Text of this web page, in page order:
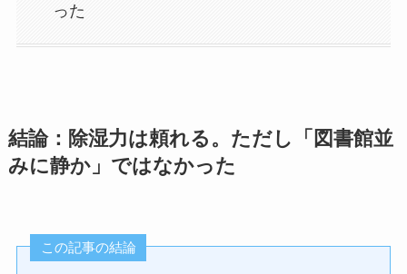
った
結論：除湿力は頼れる。ただし「図書館並
みに静か」ではなかった
この記事の結論